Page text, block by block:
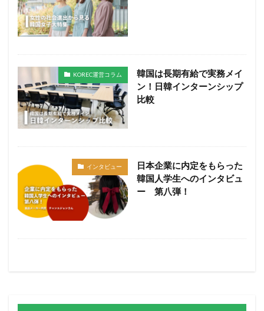
KOREC運営コラム
韓国は長期有給で実務メイ
ン！日韓インターンシップ
比較
インタビュー
日本企業に内定をもらった
韓国人学生へのインタビュ
ー 第八弾！